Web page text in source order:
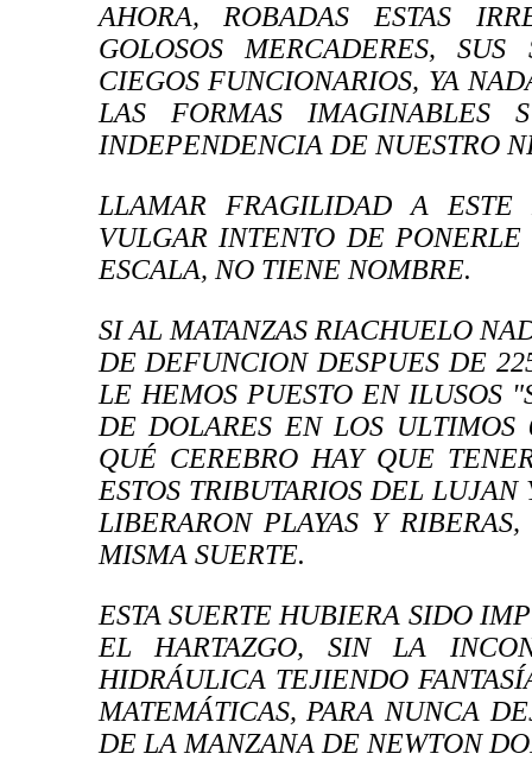
AHORA, ROBADAS ESTAS
GOLOSOS MERCADERES, SUS
CIEGOS FUNCIONARIOS, YA
LAS FORMAS IMAGINABLES
INDEPENDENCIA DE NUESTRO
LLAMAR FRAGILIDAD A ESTE
VULGAR INTENTO DE
ESCALA, NO TIENE NOMBRE.
SI AL MATANZAS RIACHUELO
DE DEFUNCION DESPUES DE
LE HEMOS PUESTO EN ILUSOS
DE DOLARES EN LOS
QUÉ CEREBRO HAY QUE
ESTOS TRIBUTARIOS DEL
LIBERARON PLAYAS Y
MISMA SUERTE.
ESTA SUERTE HUBIERA SIDO
EL HARTAZGO, SIN LA
HIDRÁULICA TEJIENDO
MATEMÁTICAS, PARA NUNCA
DE LA MANZANA DE NEWTON